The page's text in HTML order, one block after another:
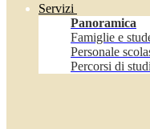
Servizi
Panoramica
Famiglie e
Personale
Percorsi di